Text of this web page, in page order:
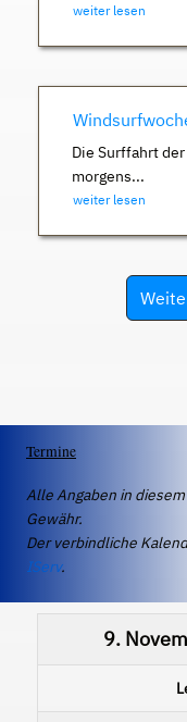
weiter lesen
Die Surffahrt
morgens...
weiter lesen
Termine
Alle Angaben in
Gewähr.
Der verbindliche
IServ.
9.